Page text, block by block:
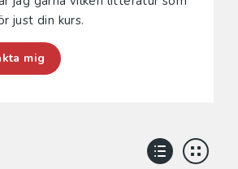
just din kurs.
mig